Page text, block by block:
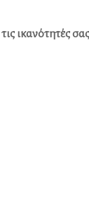
ικανότητές